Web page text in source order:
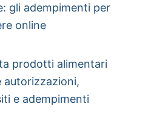
gli adempimenti per
online
prodotti alimentari
autorizzazioni,
e adempimenti